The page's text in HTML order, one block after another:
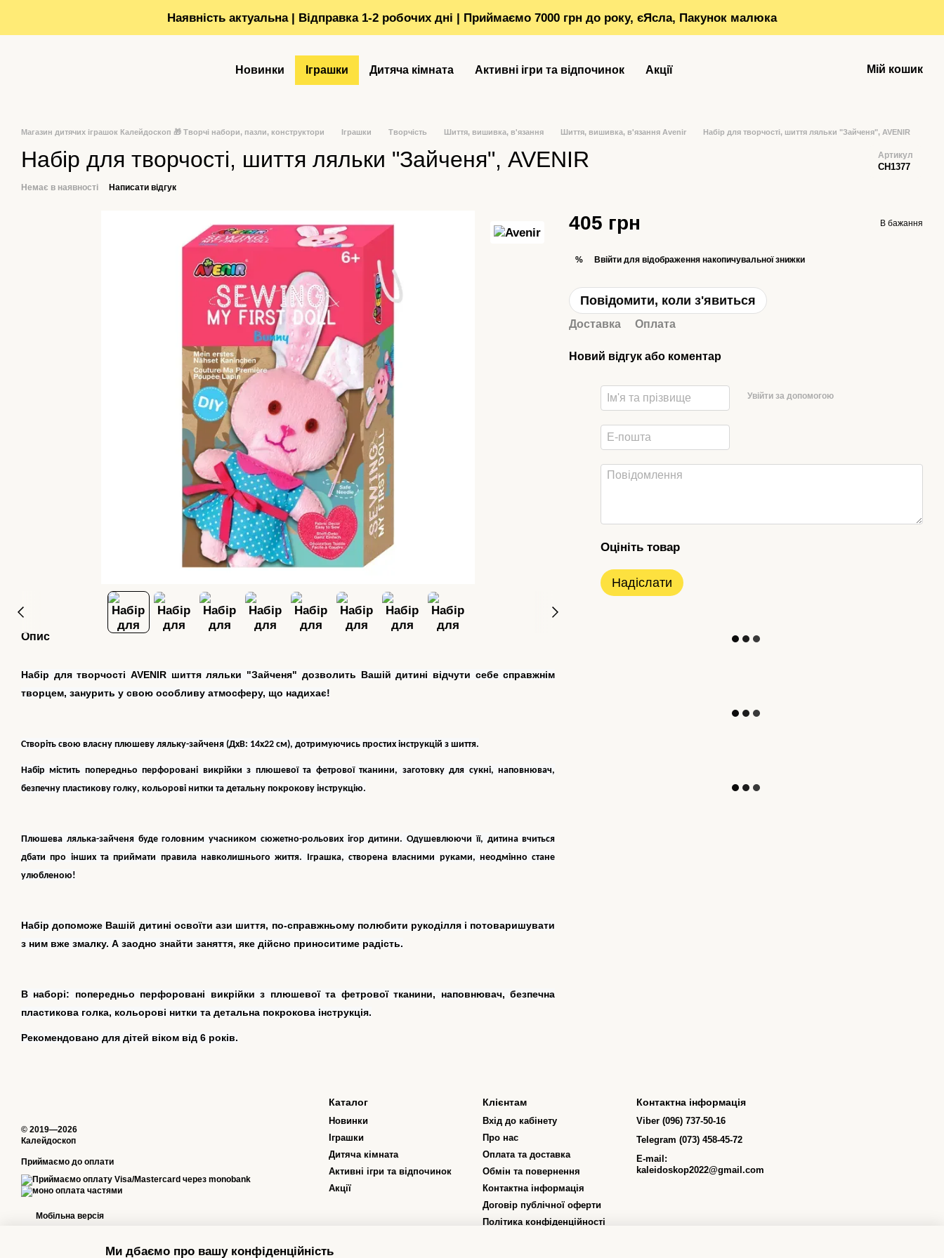
Наявність актуальна | Відправка 1-2 робочих дні | Приймаємо 7000 грн до року, єЯсла, Пакунок малюка
Новинки Іграшки Дитяча кімната Активні ігри та відпочинок Акції Мій кошик
Магазин дитячих іграшок Калейдоскоп 🎁 Творчі набори, пазли, конструктори Іграшки Творчість Шиття, вишивка, в'язання Шиття, вишивка, в'язання Avenir Набір для творчості, шиття ляльки "Зайченя", AVENIR
Набір для творчості, шиття ляльки "Зайченя", AVENIR Артикул
CH1377
Немає в наявності Написати відгук
Опис
Набір для творчості AVENIR шиття ляльки "Зайченя" дозволить Вашій дитині відчути себе справжнім
творцем, занурить у свою особливу атмосферу, що надихає!
Створіть свою власну плюшеву ляльку-зайченя (ДхВ: 14х22 см), дотримуючись простих інструкцій з шиття.
Набір містить попередньо перфоровані викрійки з плюшевої та фетрової тканини, заготовку для сукні, наповнювач,
безпечну пластикову голку, кольорові нитки та детальну покрокову інструкцію.
Плюшева лялька-зайченя буде головним учасником сюжетно-рольових ігор дитини. Одушевлюючи її, дитина вчиться
дбати про інших та приймати правила навколишнього життя. Іграшка, створена власними руками, неодмінно стане
улюбленою!
Набір допоможе Вашій дитині освоїти ази шиття, по-справжньому полюбити рукоділля і потоваришувати
з ним вже змалку. А заодно знайти заняття, яке дійсно приноситиме радість.
В наборі: попередньо перфоровані викрійки з плюшевої та фетрової тканини, наповнювач, безпечна
пластикова голка, кольорові нитки та детальна покрокова інструкція.
Рекомендовано для дітей віком від 6 років.
405 грн В бажання
% Ввійти для відображення накопичувальної знижки
Повідомити, коли з'явиться
Доставка Оплата
Новий відгук або коментар
Увійти за допомогою
Оцініть товар
Надіслати
© 2019—2026
Калейдоскоп
Приймаємо до оплати
Мобільна версія
Каталог
Новинки
Іграшки
Дитяча кімната
Активні ігри та відпочинок
Акції
Клієнтам
Вхід до кабінету
Про нас
Оплата та доставка
Обмін та повернення
Контактна інформація
Договір публічної оферти
Політика конфіденційності
Контактна інформація
Viber (096) 737-50-16
Telegram (073) 458-45-72
E-mail:
kaleidoskop2022@gmail.com
Ми дбаємо про вашу конфіденційність